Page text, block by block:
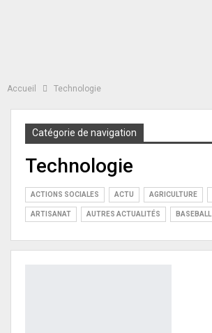
Accueil Technologie
Catégorie de navigation
Technologie
ACTIONS SOCIALES ACTU AGRICULTURE
ARTISANAT AUTRES ACTUALITÉS BASEBALL